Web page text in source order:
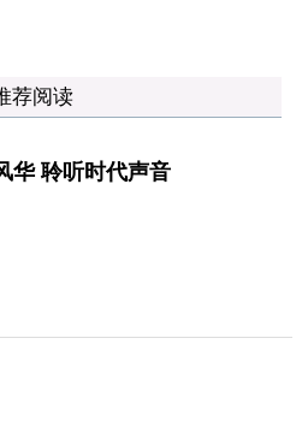
荐阅读
聆听时代声音